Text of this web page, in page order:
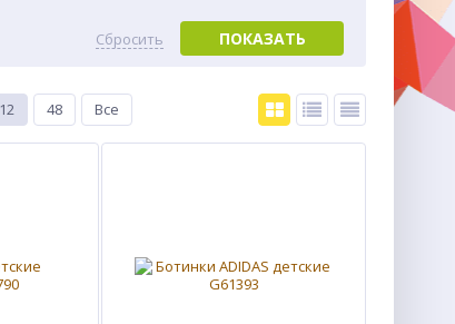
ПОКАЗАТЬ
Сбросить
12 48 Все